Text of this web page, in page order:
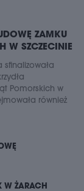
ZAMKU
W SZCZECINIE
sfinalizowała
Pomorskich w
również
W ŻARACH